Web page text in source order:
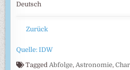
Deutsch
Zurück
Quelle: IDW
Tagged Abfolge, Astronomie,